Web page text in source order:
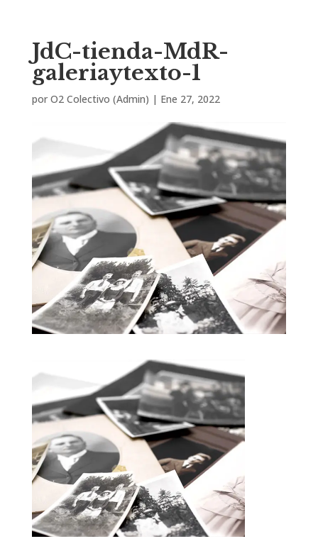
JdC-tienda-MdR-
galeriaytexto-1
por O2 Colectivo (Admin) | Ene 27, 2022